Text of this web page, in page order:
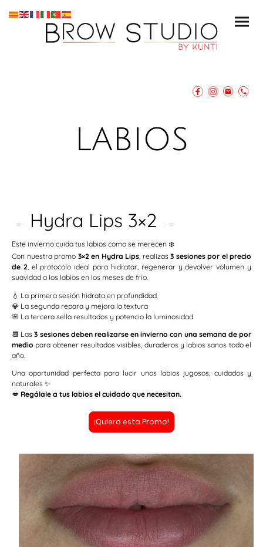
labios
💋✨ Hydra Lips 3×2 ✨💋
Este invierno cuida tus labios como se merecen ❄️
Con nuestra promo 3×2 en Hydra Lips, realizas 3 sesiones por el precio
de 2, el protocolo ideal para hidratar, regenerar y devolver volumen y
suavidad a los labios en los meses de frío.
💧 La primera sesión hidrata en profundidad
💎 La segunda repara y mejora la textura
🌸 La tercera sella resultados y potencia la luminosidad
📆 Las3 sesiones deben realizarse en invierno con una semana de por
medio para obtener resultados visibles, duraderos y labios sanos todo el
año.
Una oportunidad perfecta para lucir unos labios jugosos, cuidados y
naturales ✨
💋 Regálale a tus labios el cuidado que necesitan.
¡Quiero esta Promo!